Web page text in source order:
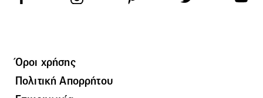
Όροι χρήσης
Πολιτική Απορρήτου